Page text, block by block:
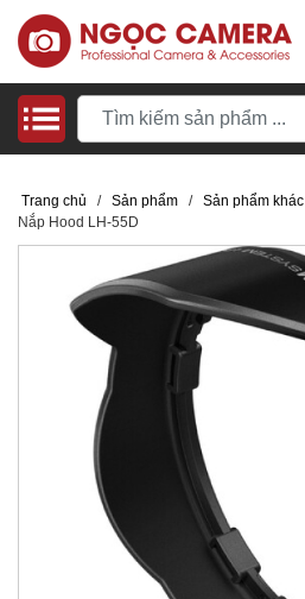
Trang chủ / Sản phẩm / Sản phẩm khác
Nắp Hood LH-55D